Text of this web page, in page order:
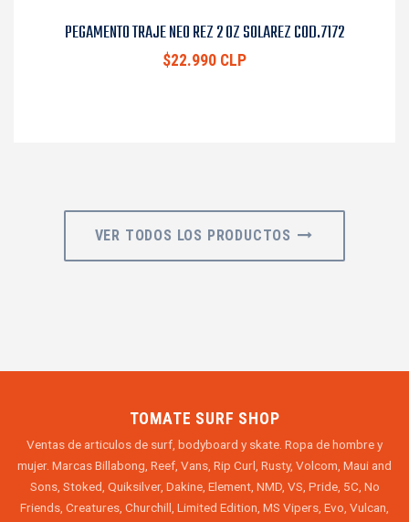
PEGAMENTO TRAJE NEO REZ 2 OZ SOLAREZ COD.7172
$22.990 CLP
VER TODOS LOS PRODUCTOS
TOMATE SURF SHOP
Ventas de articulos de surf, bodyboard y skate. Ropa de hombre y
mujer. Marcas Billabong, Reef, Vans, Rip Curl, Rusty, Volcom, Maui and
Sons, Stoked, Quiksilver, Dakine, Element, NMD, VS, Pride, 5C, No
Friends, Creatures, Churchill, Limited Edition, MS Vipers, Evo, Vulcan,